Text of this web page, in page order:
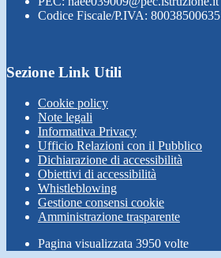
Codice Fiscale/P.IVA: 80038500635
Sezione Link Utili
Cookie policy
Note legali
Informativa Privacy
Ufficio Relazioni con il Pubblico
Dichiarazione di accessibilità
Obiettivi di accessibilità
Whistleblowing
Gestione consensi cookie
Amministrazione trasparente
Pagina visualizzata 3950 volte